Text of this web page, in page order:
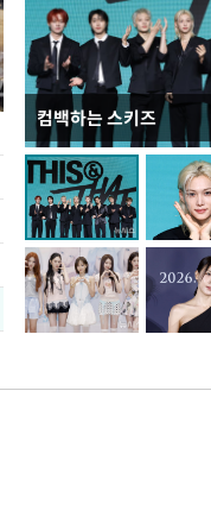
컴백하는 스키즈
지석천 뒤덮은 개구리